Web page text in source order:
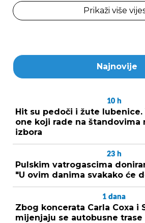
Prikaži više
Najnovije
10 h
Hit su pedoči i žute lubenice.
one koji rade na štandovima
izbora
23 h
Pulskim vatrogascima
"U ovim danima svakako će
1 dana
Zbog koncerata Carla Coxa i
mijenjaju se autobusne